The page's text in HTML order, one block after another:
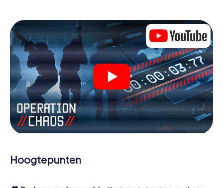
niet opgesloten in een kamer waaruit je jezelf binnen een
bepaald tijdvenster moet bevrijden. Met deze
speurtocht met een smartphone wordt heel Calafell jouw
speelveld! De technische voorwaarden voor jouw
avontuur in Calafell zijn een smartphone en toegang tot
het mobiel internet. Met één klik krijg jij toegang tot onze
app. Je hoeft niets te installeren om door interactieve
video's, lastige minigames of andere functies in de actie
te worden getrokken.
Werk samen als een team, onderschep vijandige
spionnen en lok de handlangers van de schurk naar je toe.
excelleren om de slechteriken te stoppen. In
tegenstelling tot James Bond en Co. zullen jouw daden
Hoogtepunten